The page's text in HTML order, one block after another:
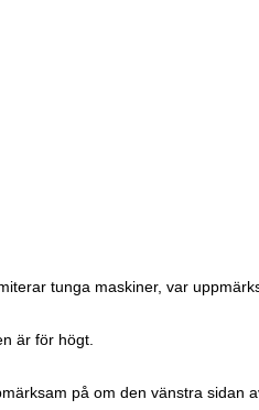
tunga maskiner, var
är för högt.
på om den vänstra sidan